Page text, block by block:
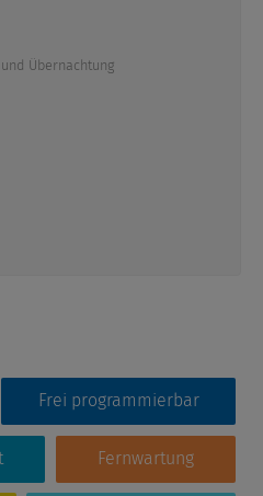
Übernachtung
Frei programmierbar
Fernwartung